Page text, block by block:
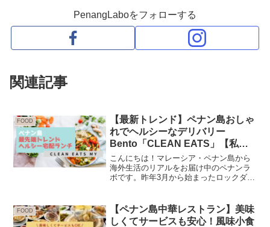
PenangLaboをフォローする
関連記事
FOOD
【最新トレンド】ペナン島おしゃ
れでヘルシーなデリバリー
Bento「CLEAN EATS」【私が
継続しなかった理由も】
こんにちは！マレーシア・ペナン島から
海外生活のリアルをお届け中のペナンラ
ボです。昨年3月から始まったロックダウ
りを解消してくれて、日々の生活をちょ
っぴり楽しくしてくれる...
FOOD
【ペナン島中華レストラン】美味
しくてサービスも安心！風味小食